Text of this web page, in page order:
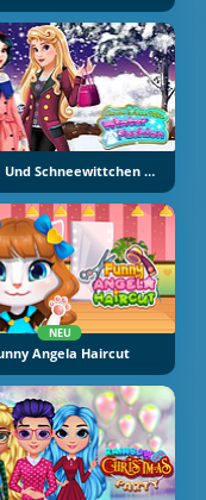
Aurora Und Schneewittchen Wintermode
NEU
Angela Haircut